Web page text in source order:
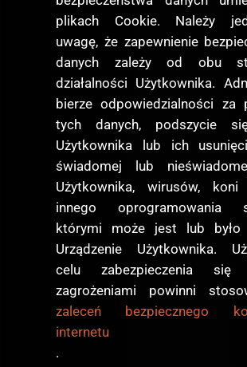
plikach Cookie. Należy
uwagę, że zapewnienie
danych zależy od obu
działalności Użytkownika.
bierze odpowiedzialności za
tych danych, podszycie
Użytkownika lub ich
świadomej lub
Użytkownika, wirusów,
innego oprogramowania
którymi może jest lub było
Urządzenie Użytkownika.
celu zabezpieczenia
zagrożeniami powinni
zaleceń bezpiecznego
internetu
.